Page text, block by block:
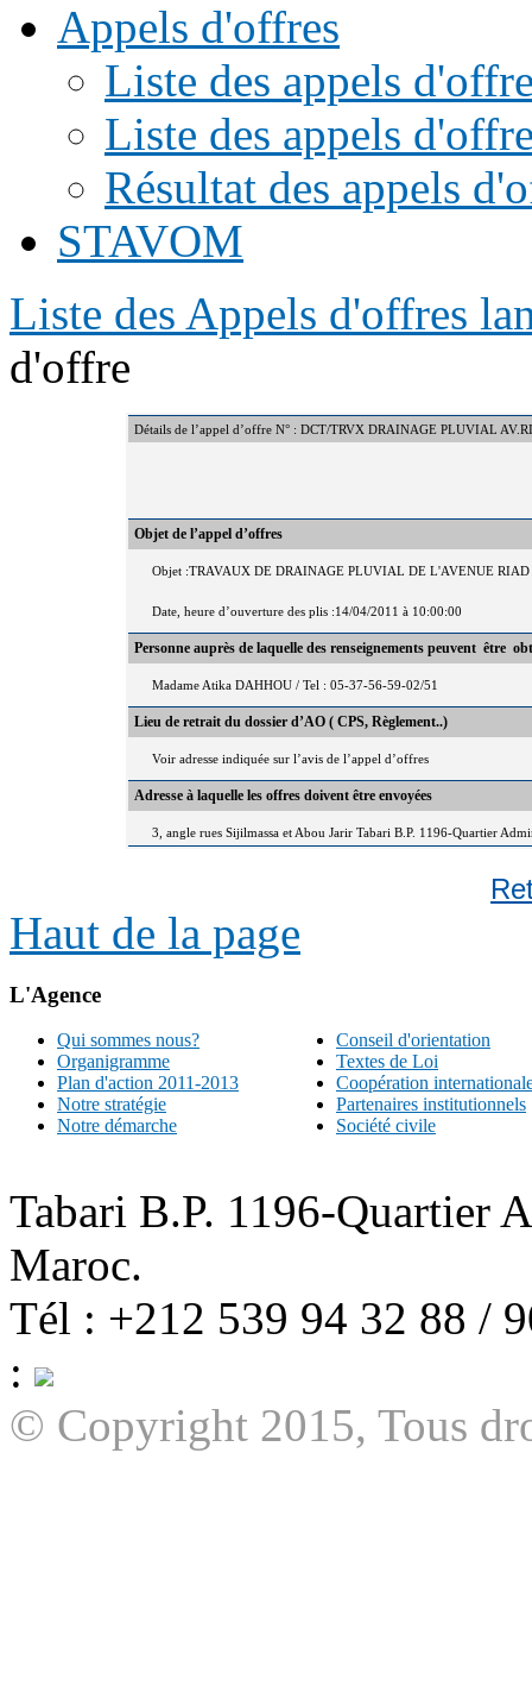
Appels d'offres
Liste des appels
Liste des appels
Résultat des appels
STAVOM
Liste des Appels d'offres
d'offre
Détails de l’appel d’offre N° : DCT/TRVX DRAINAGE PLUVIAL
Objet de l’appel d’offres
Objet :TRAVAUX DE DRAINAGE PLUVIAL DE L'AVENUE
Date, heure d’ouverture des plis :14/04/2011 à 10:00:00
Personne auprès de laquelle des renseignements peuvent être
Madame Atika DAHHOU / Tel : 05-37-56-59-02/51
Lieu de retrait du dossier d’AO ( CPS, Règlement..)
Voir adresse indiquée sur l’avis de l’appel d’offres
Adresse à laquelle les offres doivent être envoyées
3, angle rues Sijilmassa et Abou Jarir Tabari B.P. 1196-Quartier
Haut de la page
L'Agence
Qui sommes nous?
Organigramme
Plan d'action 2011-2013
Notre stratégie
Notre démarche
Conseil d'orientation
Textes de Loi
Coopération
Partenaires institutionnels
Société civile
Tabari B.P. 1196-Quartier
Maroc.
Tél : +212 539 94 32 88 /
:
© Copyright 2015, Tous